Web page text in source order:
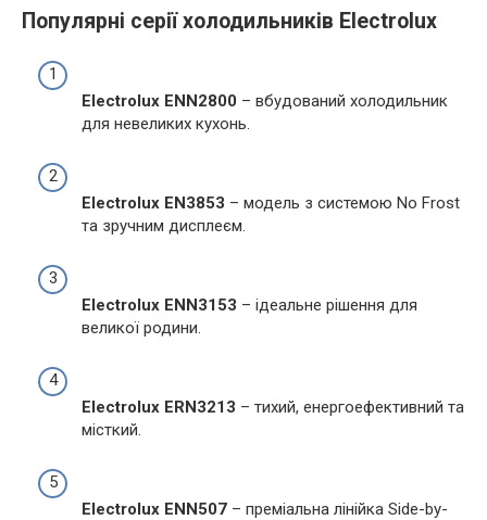
Популярні серії холодильників Electrolux
Electrolux ENN2800 – вбудований холодильник
для невеликих кухонь.
Electrolux EN3853 – модель з системою No Frost
та зручним дисплеєм.
Electrolux ENN3153 – ідеальне рішення для
великої родини.
Electrolux ERN3213 – тихий, енергоефективний та
місткий.
Electrolux ENN507 – преміальна лінійка Side-by-